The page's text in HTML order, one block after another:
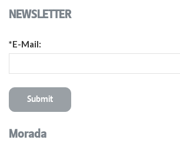
NEWSLETTER
*E-Mail:
Morada